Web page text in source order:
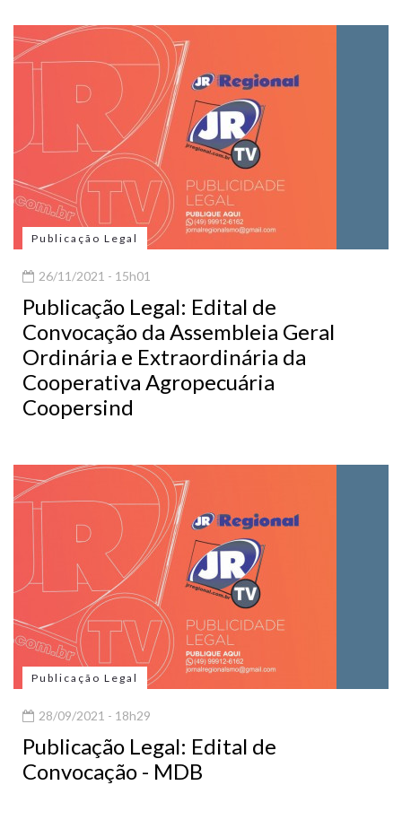
Publicação Legal
26/11/2021 - 15h01
Publicação Legal: Edital de
Convocação da Assembleia Geral
Ordinária e Extraordinária da
Cooperativa Agropecuária
Coopersind
Publicação Legal
28/09/2021 - 18h29
Publicação Legal: Edital de
Convocação - MDB